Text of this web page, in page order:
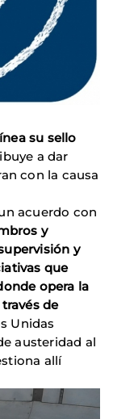
su sello
a dar
con la causa
acuerdo con
y
y
que
opera la
de
Unidas
austeridad al
allí